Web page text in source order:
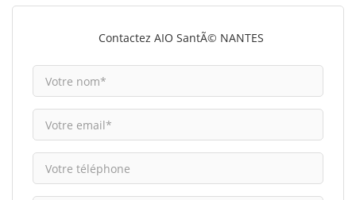
Contactez AIO SantÃ© NANTES